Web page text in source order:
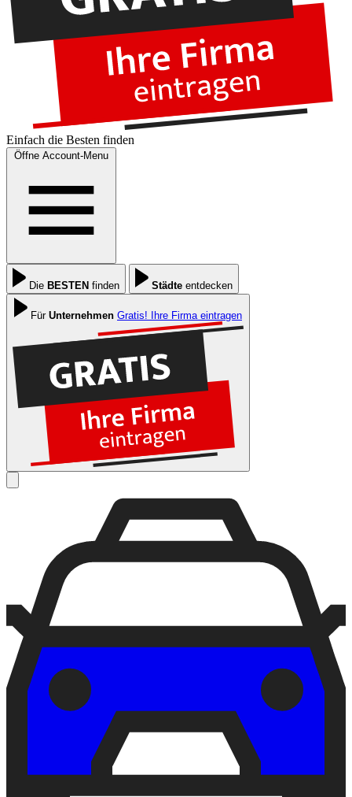
Einfach die Besten finden
Öffne Account-Menu
Die BESTEN finden Städte entdecken
Für Unternehmen Gratis! Ihre Firma eintragen